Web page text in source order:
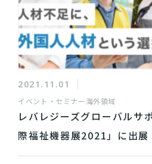
2021.11.01
イベント・セミナー海外領域
レバレジーズグローバルサ
際福祉機器展2021」に出展